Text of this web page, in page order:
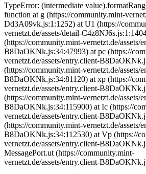
TypeError: (intermediate
function at g (https://community.mint-
Dd3A09vk.js:1:1252) at U1 (https://
vernetzt.de/assets/detail-
(https://community.mint-vernetzt.de/assets/
B8DaOKNk.js:34:47993) at pc (https://
vernetzt.de/assets/entry.client-
(https://community.mint-vernetzt.de/assets/
B8DaOKNk.js:34:81120) at xp (https://
vernetzt.de/assets/entry.client-
(https://community.mint-vernetzt.de/assets/
B8DaOKNk.js:34:115900) at Ic (https://
vernetzt.de/assets/entry.client-
(https://community.mint-vernetzt.de/assets/
B8DaOKNk.js:34:112530) at Vp (https://
vernetzt.de/assets/entry.client-
MessagePort.ut (https://community.mint-
vernetzt.de/assets/entry.client-